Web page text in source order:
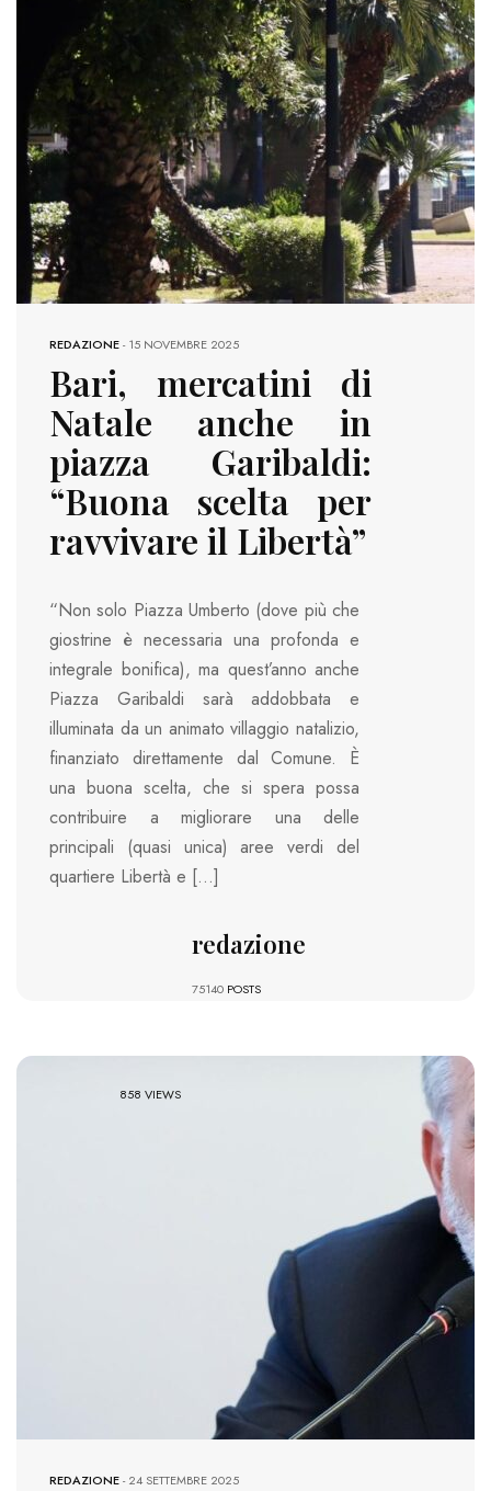
REDAZIONE-15 NOVEMBRE 2025
Bari, mercatini di
Natale anche in
piazza Garibaldi:
“Buona scelta per
ravvivare il Libertà”
“Non solo Piazza Umberto (dove più che
giostrine è necessaria una profonda e
integrale bonifica), ma quest’anno anche
Piazza Garibaldi sarà addobbata e
illuminata da un animato villaggio natalizio,
finanziato direttamente dal Comune. È
una buona scelta, che si spera possa
contribuire a migliorare una delle
principali (quasi unica) aree verdi del
quartiere Libertà e […]
redazione
75140 POSTS
858 VIEWS
REDAZIONE-24 SETTEMBRE 2025